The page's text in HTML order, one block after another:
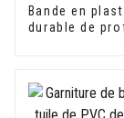
Bande en
durable de
forme de U
de PVC